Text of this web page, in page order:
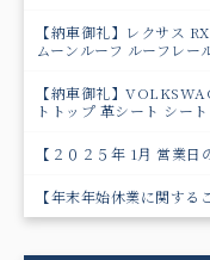
【納車御礼】レクサス
ムーンルーフ ルーフレー
【納車御礼】
トトップ 革シート シー
【２０２５年 1月 営業日
【年末年始休業に関する